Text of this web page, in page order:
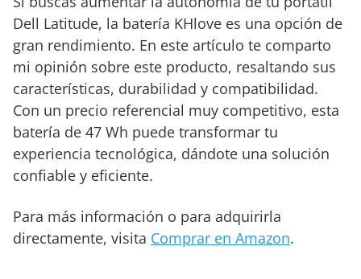
Dell Latitude, la batería KHlove es una opción de
gran rendimiento. En este artículo te comparto
mi opinión sobre este producto, resaltando sus
características, durabilidad y compatibilidad.
Con un precio referencial muy competitivo, esta
batería de 47 Wh puede transformar tu
experiencia tecnológica, dándote una solución
confiable y eficiente.
Para más información o para adquirirla
directamente, visita Comprar en Amazon.